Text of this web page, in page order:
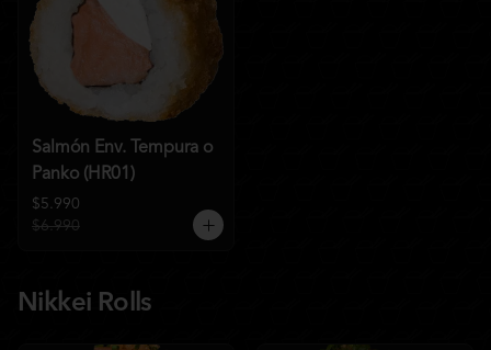
Salmón Env. Tempura o
Panko (HR01)
$5.990
$6.990
Nikkei Rolls